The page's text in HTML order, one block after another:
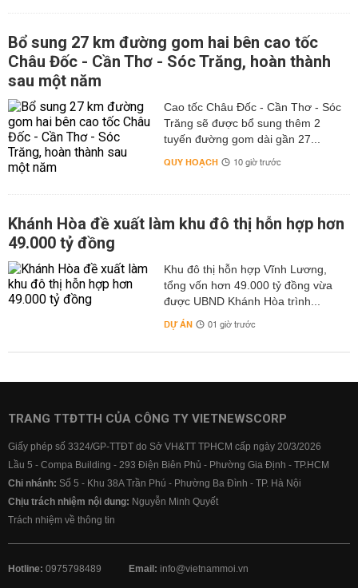
Bổ sung 27 km đường gom hai bên cao tốc
Châu Đốc - Cần Thơ - Sóc Trăng, hoàn thành
sau một năm
Cao tốc Châu Đốc - Cần Thơ - Sóc
Trăng sẽ được bổ sung thêm 2
tuyến đường gom dài gần 27...
QUY HOẠCH 10 giờ trước
Khánh Hòa đề xuất làm khu đô thị hỗn hợp hơn
49.000 tỷ đồng
Khu đô thị hỗn hợp Vĩnh Lương,
tổng vốn hơn 49.000 tỷ đồng vừa
được UBND Khánh Hòa trình...
DỰ ÁN 01 giờ trước
TRANG TTĐTTH CỦA CÔNG TY VIETNEWSCORP
Giấy phép số 3324/GP-TTĐT do Sở VH&TT TPHCM cấp ngày 20/3/2026
Lầu 5 - Compa Building - 293 Điện Biên Phủ - Phường Gia Định - TP.HCM
Chi nhánh: Số 5 - Khu 38A Trần Phú - Phường Ba Đình - TP. Hà Nội
Chịu trách nhiệm nội dung: Nguyễn Minh Quyết
Trách nhiệm về thông tin
Hotline: 0975798489 Email: info@vietnammoi.vn